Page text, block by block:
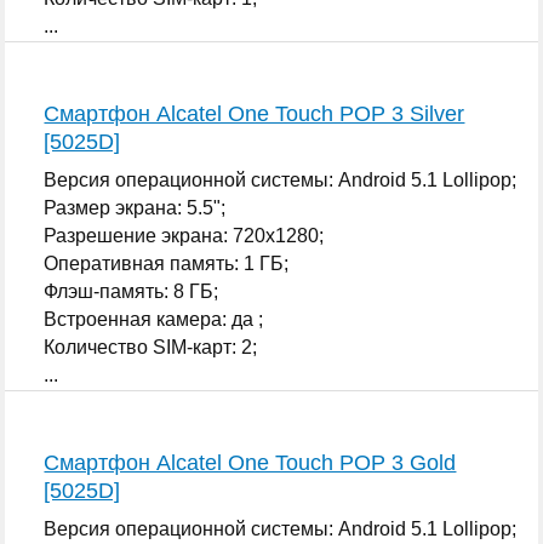
...
Смартфон Alcatel One Touch POP 3 Silver
[5025D]
Версия операционной системы: Android 5.1 Lollipop;
Размер экрана: 5.5";
Разрешение экрана: 720x1280;
Оперативная память: 1 ГБ;
Флэш-память: 8 ГБ;
Встроенная камера: да ;
Количество SIM-карт: 2;
...
Смартфон Alcatel One Touch POP 3 Gold
[5025D]
Версия операционной системы: Android 5.1 Lollipop;